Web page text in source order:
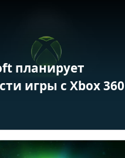
планирует
игры с Xbox 360